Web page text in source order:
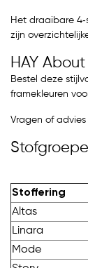
Het draaibare
zijn
HAY
Bestel deze
framekleuren
Vragen of
Stoffering
Altas
Linara
Mode